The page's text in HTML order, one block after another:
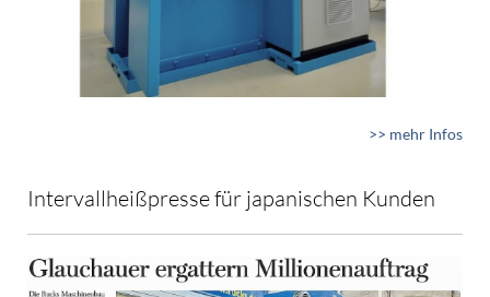
>> mehr Infos
Intervallheißpresse für japanischen Kunden